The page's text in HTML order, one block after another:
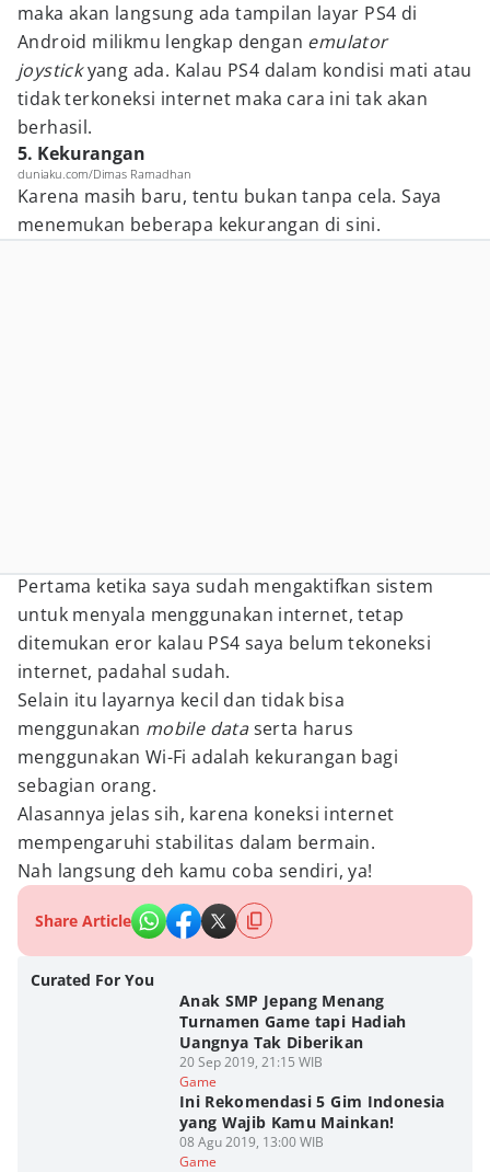
maka akan langsung ada tampilan layar PS4 di
Android milikmu lengkap dengan emulator
joystickyang ada. Kalau PS4 dalam kondisi mati atau
tidak terkoneksi internet maka cara ini tak akan
berhasil.
5. Kekurangan
duniaku.com/Dimas Ramadhan
Karena masih baru, tentu bukan tanpa cela. Saya
menemukan beberapa kekurangan di sini.
Pertama ketika saya sudah mengaktifkan sistem
untuk menyala menggunakan internet, tetap
ditemukan eror kalau PS4 saya belum tekoneksi
internet, padahal sudah.
Selain itu layarnya kecil dan tidak bisa
menggunakan mobile dataserta harus
menggunakan Wi-Fi adalah kekurangan bagi
sebagian orang.
Alasannya jelas sih, karena koneksi internet
mempengaruhi stabilitas dalam bermain.
Nah langsung deh kamu coba sendiri, ya!
Share Article
Curated For You
Anak SMP Jepang Menang
Turnamen Game tapi Hadiah
Uangnya Tak Diberikan
20 Sep 2019, 21:15 WIB
Game
Ini Rekomendasi 5 Gim Indonesia
yang Wajib Kamu Mainkan!
08 Agu 2019, 13:00 WIB
Game